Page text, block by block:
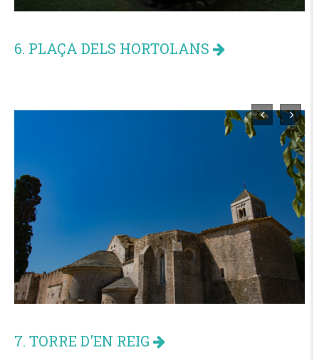
6. PLAÇA DELS HORTOLANS
7. TORRE D'EN REIG